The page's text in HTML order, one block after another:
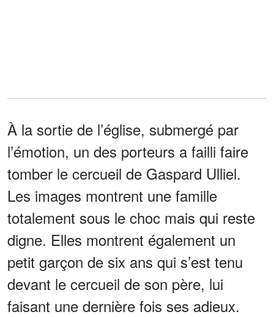
À la sortie de l’église, submergé par
l’émotion, un des porteurs a failli faire
tomber le cercueil de Gaspard Ulliel.
Les images montrent une famille
totalement sous le choc mais qui reste
digne. Elles montrent également un
petit garçon de six ans qui s’est tenu
devant le cercueil de son père, lui
faisant une dernière fois ses adieux.